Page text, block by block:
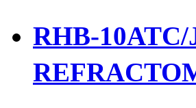
RHB-